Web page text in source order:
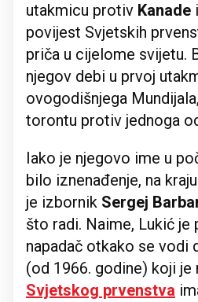
utakmicu protiv Kanade
povijest Svjetskih
priča u cijelome svijetu.
njegov debi u prvoj
ovogodišnjega
torontu protiv jednoga
Iako je njegovo ime u
bilo iznenađenje, na
je izbornik Sergej
što radi. Naime, Lukić je
napadač otkako se vodi
(od 1966. godine) koji je
Svjetskog prvenstva